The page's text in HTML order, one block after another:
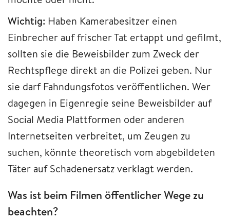
Wichtig: Haben Kamerabesitzer einen
Einbrecher auf frischer Tat ertappt und gefilmt,
sollten sie die Beweisbilder zum Zweck der
Rechtspflege direkt an die Polizei geben. Nur
sie darf Fahndungsfotos veröffentlichen. Wer
dagegen in Eigenregie seine Beweisbilder auf
Social Media Plattformen oder anderen
Internetseiten verbreitet, um Zeugen zu
suchen, könnte theoretisch vom abgebildeten
Täter auf Schadenersatz verklagt werden.
Was ist beim Filmen öffentlicher Wege zu
beachten?